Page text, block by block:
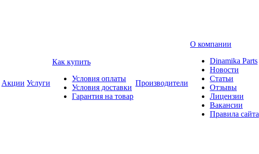
Акции Услуги
Как купить
Условия оплаты
Условия доставки
Гарантия на товар
Производители
О компании
Dinamika Parts
Новости
Статьи
Отзывы
Лицензии
Вакансии
Правила сайта